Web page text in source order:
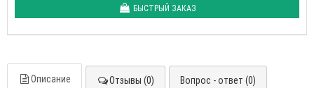
БЫСТРЫЙ ЗАКАЗ
Описание Отзывы (0) Вопрос - ответ (0)